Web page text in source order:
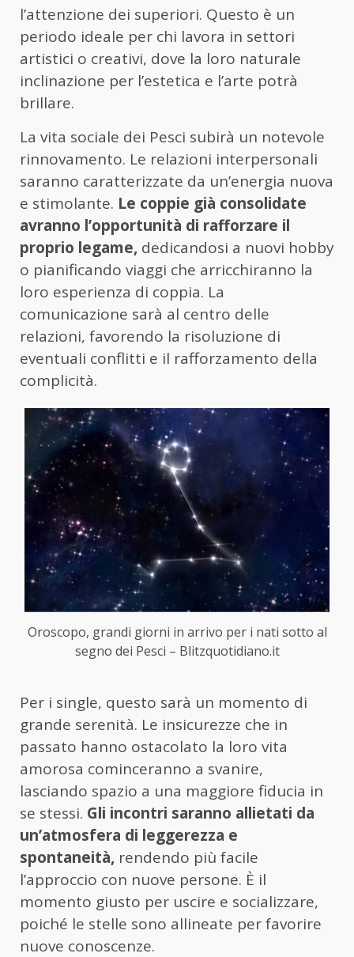
l’attenzione dei superiori. Questo è un
periodo ideale per chi lavora in settori
artistici o creativi, dove la loro naturale
inclinazione per l’estetica e l’arte potrà
brillare.
La vita sociale dei Pesci subirà un notevole
rinnovamento. Le relazioni interpersonali
saranno caratterizzate da un’energia nuova
e stimolante. Le coppie già consolidate
avranno l’opportunità di rafforzare il
proprio legame, dedicandosi a nuovi hobby
o pianificando viaggi che arricchiranno la
loro esperienza di coppia. La
comunicazione sarà al centro delle
relazioni, favorendo la risoluzione di
eventuali conflitti e il rafforzamento della
complicità.
Oroscopo, grandi giorni in arrivo per i nati sotto al
segno dei Pesci – Blitzquotidiano.it
Per i single, questo sarà un momento di
grande serenità. Le insicurezze che in
passato hanno ostacolato la loro vita
amorosa cominceranno a svanire,
lasciando spazio a una maggiore fiducia in
se stessi. Gli incontri saranno allietati da
un’atmosfera di leggerezza e
spontaneità, rendendo più facile
l’approccio con nuove persone. È il
momento giusto per uscire e socializzare,
poiché le stelle sono allineate per favorire
nuove conoscenze.